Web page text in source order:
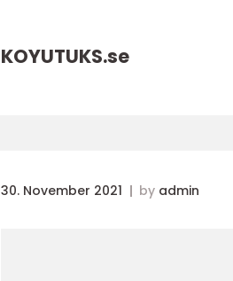
KOYUTUKS.se
30. November 2021 by admin